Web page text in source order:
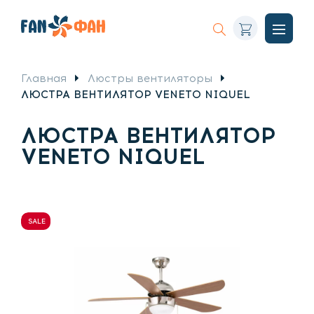
Искать
меню
Корзина
Главная
Люстры вентиляторы
ЛЮСТРА ВЕНТИЛЯТОР VENETO NIQUEL
ЛЮСТРА ВЕНТИЛЯТОР
VENETO NIQUEL
SALE